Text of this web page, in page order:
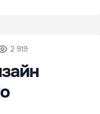
2 919